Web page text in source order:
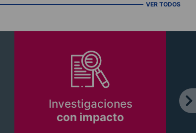
VER TODOS
Investigaciones
con impacto